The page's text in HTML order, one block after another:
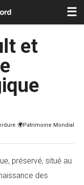
☰
et
préservé, situé au
des